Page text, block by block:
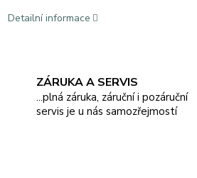
Detailní informace
ZÁRUKA A SERVIS
...plná záruka, záruční i pozáruční
servis je u nás samozřejmostí